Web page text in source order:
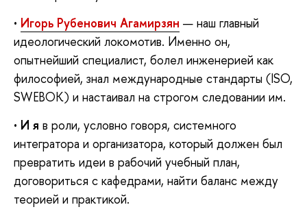
• Игорь Рубенович Агамирзян — наш главный
идеологический локомотив. Именно он,
опытнейший специалист, болел инженерией как
философией, знал международные стандарты (ISO,
SWEBOK) и настаивал на строгом следовании им.
• И я в роли, условно говоря, системного
интегратора и организатора, который должен был
превратить идеи в рабочий учебный план,
договориться с кафедрами, найти баланс между
теорией и практикой.